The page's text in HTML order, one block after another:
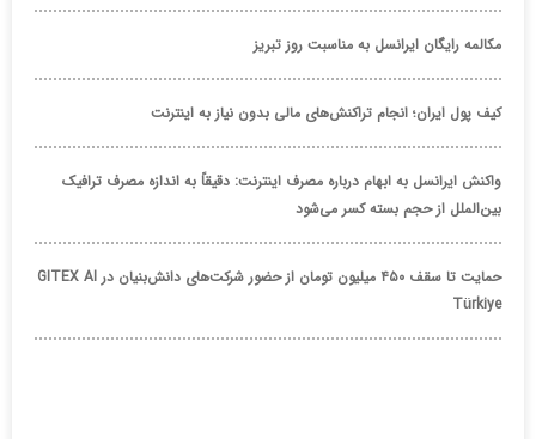
مکالمه رایگان ایرانسل به مناسبت روز تبریز
کیف پول ایران؛ انجام تراکنش‌های مالی بدون نیاز به اینترنت
واکنش ایرانسل به ابهام درباره مصرف اینترنت: دقیقاً به اندازه مصرف ترافیک
بین‌الملل از حجم بسته کسر می‌شود
حمایت تا سقف ۴۵۰ میلیون تومان از حضور شرکت‌های دانش‌بنیان در GITEX AI
Türkiye